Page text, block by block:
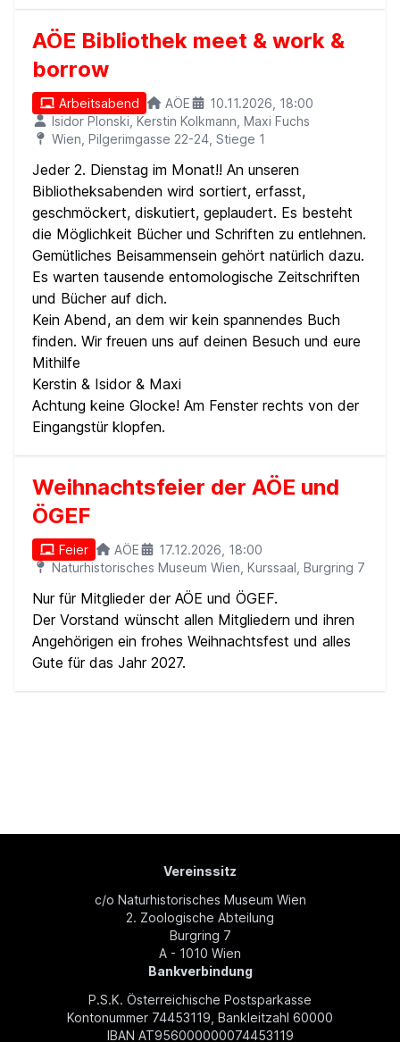
AÖE Bibliothek meet & work &
borrow
Arbeitsabend AÖE
10.11.2026, 18:00
Isidor Plonski, Kerstin Kolkmann, Maxi Fuchs
Wien, Pilgerimgasse 22-24, Stiege 1
Jeder 2. Dienstag im Monat!! An unseren
Bibliotheksabenden wird sortiert, erfasst,
geschmöckert, diskutiert, geplaudert. Es besteht
die Möglichkeit Bücher und Schriften zu entlehnen.
Gemütliches Beisammensein gehört natürlich dazu.
Es warten tausende entomologische Zeitschriften
und Bücher auf dich.
Kein Abend, an dem wir kein spannendes Buch
finden. Wir freuen uns auf deinen Besuch und eure
Mithilfe
Kerstin & Isidor & Maxi
Achtung keine Glocke! Am Fenster rechts von der
Eingangstür klopfen.
Weihnachtsfeier der AÖE und
ÖGEF
Feier AÖE
17.12.2026, 18:00
Naturhistorisches Museum Wien, Kurssaal, Burgring 7
Nur für Mitglieder der AÖE und ÖGEF.
Der Vorstand wünscht allen Mitgliedern und ihren
Angehörigen ein frohes Weihnachtsfest und alles
Gute für das Jahr 2027.
Vereinssitz
c/o Naturhistorisches Museum Wien
2. Zoologische Abteilung
Burgring 7
A - 1010 Wien
Bankverbindung
P.S.K. Österreichische Postsparkasse
Kontonummer 74453119, Bankleitzahl 60000
IBAN AT956000000074453119